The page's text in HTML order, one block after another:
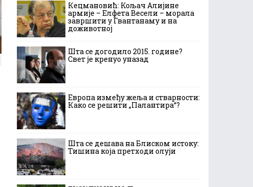
Кецмановић: Кољач Алијине
армије – Елфета Весели – морала
завршити у Гвантанаму и на
доживотној
Шта се догодило 2015. године?
Свет је кренуо уназад
Европа између жеља и стварности:
Како се решити „Палантира“?
Шта се дешава на Блиском истоку:
Тишина која претходи олуји